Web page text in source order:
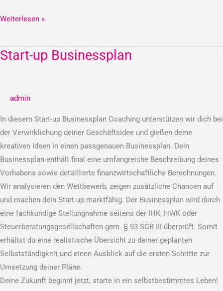
Weiterlesen »
Start-up Businessplan
admin
In diesem Start-up Businessplan Coaching unterstützen wir dich bei
der Verwirklichung deiner Geschäftsidee und gießen deine
kreativen Ideen in einen passgenauen Businessplan. Dein
Businessplan enthält final eine umfangreiche Beschreibung deines
Vorhabens sowie detaillierte finanzwirtschaftliche Berechnungen.
Wir analysieren den Wettbewerb, zeigen zusätzliche Chancen auf
und machen dein Start-up marktfähig. Der Businessplan wird durch
eine fachkundige Stellungnahme seitens der IHK, HWK oder
Steuerberatungsgesellschaften gem. § 93 SGB III überprüft. Somit
erhältst du eine realistische Übersicht zu deiner geplanten
Selbstständigkeit und einen Ausblick auf die ersten Schritte zur
Umsetzung deiner Pläne.
Deine Zukunft beginnt jetzt, starte in ein selbstbestimmtes Leben!
Start-